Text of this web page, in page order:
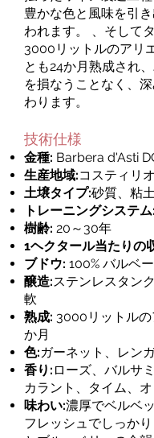
豊かな色と風味を引
われます。 、そして
3000リットルのアリ
とも24か月熟成され
を損なうことなく、
わります。
技術仕様
金種: Barbera d'Asti
生産地域:コスティリ
土壌タイプ:砂質、粘
トレーニングシステム:
樹齢: 20～30年
1ヘクタール当たりの
ブドウ: 100% バルベ
醸造:ステンレスタン
軟
熟成: 3000リットル
か月
色:ガーネット、レン
香り: ローズ、バルサ
カラント、タイム、
味わい:濃厚でベルベ
フレッシュでしっか